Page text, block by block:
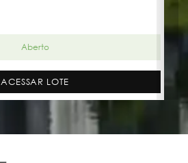
Aberto
ACESSAR LOTE